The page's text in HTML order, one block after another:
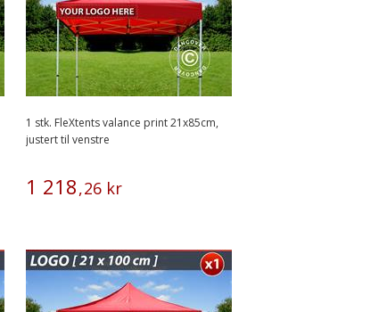
1 stk. FleXtents valance print 21x85cm,
justert til venstre
1 218,26 kr